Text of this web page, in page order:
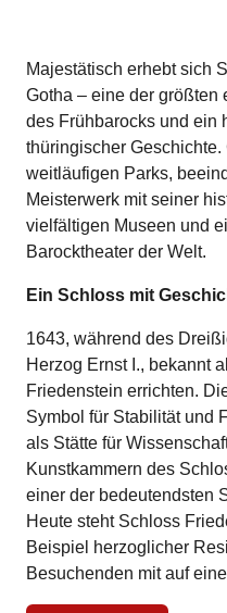
Majestätisch erhebt sich
Gotha – eine der größten
des Frühbarocks und ein
thüringischer
weitläufigen Parks,
Meisterwerk mit seiner
vielfältigen Museen und
Barocktheater der Welt.
Ein Schloss mit
1643, während des
Herzog Ernst I., bekannt
Friedenstein errichten.
Symbol für Stabilität und
als Stätte für
Kunstkammern des
einer der bedeutendsten
Heute steht Schloss
Beispiel herzoglicher
Besuchenden mit auf